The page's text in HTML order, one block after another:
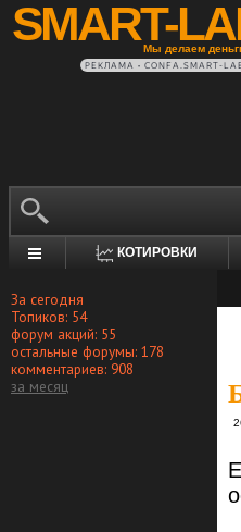
SMART-
Мы делаем
РЕКЛАМА • CONFA.SMART-
КОТИРОВКИ
За сегодня
Топиков: 54
форум акций: 55
остальные форумы: 178
комментариев: 908
за месяц